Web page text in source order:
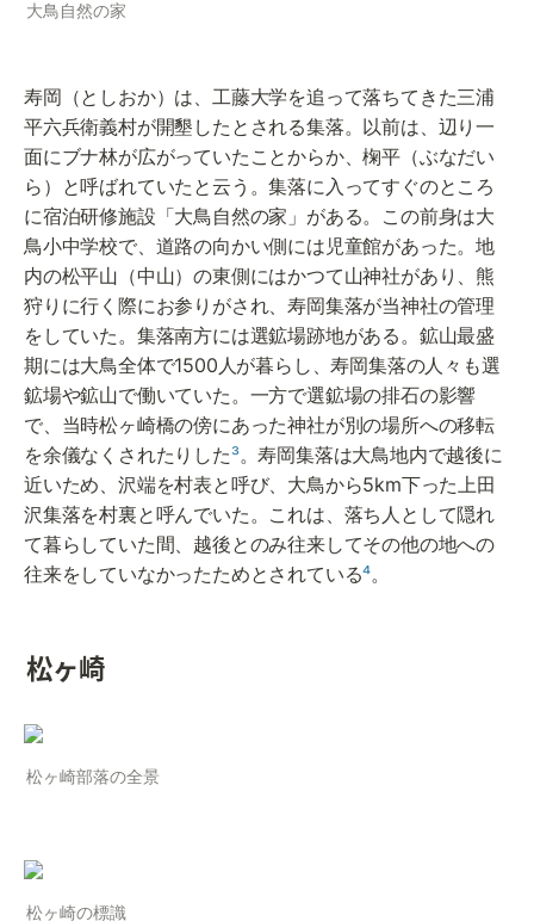
大鳥自然の家
寿岡（としおか）は、工藤大学を追って落ちてきた三浦
平六兵衛義村が開墾したとされる集落。以前は、辺り一
面にブナ林が広がっていたことからか、椈平（ぶなだい
ら）と呼ばれていたと云う。集落に入ってすぐのところ
に宿泊研修施設「大鳥自然の家」がある。この前身は大
鳥小中学校で、道路の向かい側には児童館があった。地
内の松平山（中山）の東側にはかつて山神社があり、熊
狩りに行く際にお参りがされ、寿岡集落が当神社の管理
をしていた。集落南方には選鉱場跡地がある。鉱山最盛
期には大鳥全体で1500人が暮らし、寿岡集落の人々も選
鉱場や鉱山で働いていた。一方で選鉱場の排石の影響
で、当時松ヶ崎橋の傍にあった神社が別の場所への移転
を余儀なくされたりした³。寿岡集落は大鳥地内で越後に
近いため、沢端を村表と呼び、大鳥から5km下った上田
沢集落を村裏と呼んでいた。これは、落ち人として隠れ
て暮らしていた間、越後とのみ往来してその他の地への
往来をしていなかったためとされている⁴。
松ヶ崎
松ヶ崎部落の全景
松ヶ崎の標識